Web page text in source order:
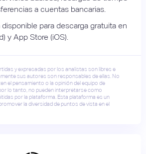
a cuentas bancarias.
para descarga gratuita en
y App Store (iOS).
y expresadas por los analistas son libres e
sus autores son responsables de ellas. No
el pensamiento o la opinión del equipo de
lo tanto, no pueden interpretarse como
por la plataforma. Esta plataforma es un
la diversidad de puntos de vista en el